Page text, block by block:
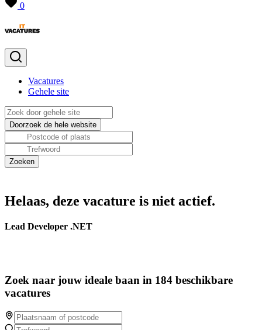
0
Vacatures
Gehele site
Helaas, deze vacature is niet actief.
Lead Developer .NET
Zoek naar jouw ideale baan in 184 beschikbare
vacatures